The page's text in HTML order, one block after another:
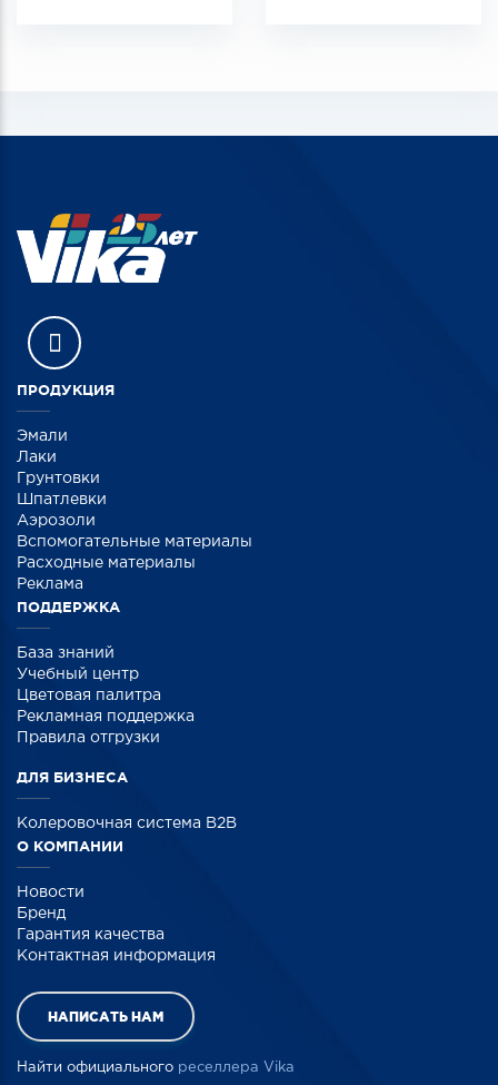
ПРОДУКЦИЯ
Эмали
Лаки
Грунтовки
Шпатлевки
Аэрозоли
Вспомогательные материалы
Расходные материалы
Реклама
ПОДДЕРЖКА
База знаний
Учебный центр
Цветовая палитра
Рекламная поддержка
Правила отгрузки
ДЛЯ БИЗНЕСА
Колеровочная система B2B
О КОМПАНИИ
Новости
Бренд
Гарантия качества
Контактная информация
НАПИСАТЬ НАМ
Найти официального реселлера Vika